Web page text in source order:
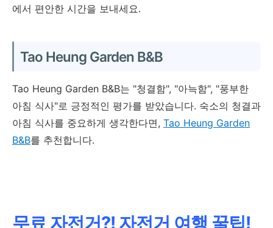
에서 편안한 시간을 보내세요.
Tao Heung Garden B&B
Tao Heung Garden B&B는 "청결함", "아늑함", "풍부한
아침 식사"로 긍정적인 평가를 받았습니다. 숙소의 청결과
아침 식사를 중요하게 생각한다면, Tao Heung Garden
B&B를 추천합니다.
무료 자전거?! 자전거 여행 꿀팁!